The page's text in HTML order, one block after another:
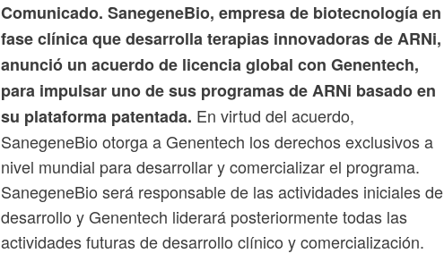
Comunicado. SanegeneBio, empresa de biotecnología en
fase clínica que desarrolla terapias innovadoras de ARNi,
anunció un acuerdo de licencia global con Genentech,
para impulsar uno de sus programas de ARNi basado en
su plataforma patentada. En virtud del acuerdo,
SanegeneBio otorga a Genentech los derechos exclusivos a
nivel mundial para desarrollar y comercializar el programa.
SanegeneBio será responsable de las actividades iniciales de
desarrollo y Genentech liderará posteriormente todas las
actividades futuras de desarrollo clínico y comercialización.